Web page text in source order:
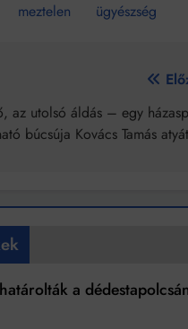
meztelen ügyészség
az utolsó áldás – egy
búcsúja Kovács Tamás
a